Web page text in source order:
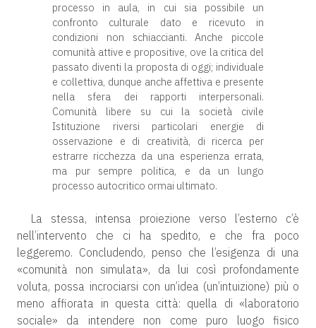
processo in aula, in cui sia possibile un
confronto culturale dato e ricevuto in
condizioni non schiaccianti. Anche piccole
comunità attive e propositive, ove la critica del
passato diventi la proposta di oggi; individuale
e collettiva, dunque anche affettiva e presente
nella sfera dei rapporti interpersonali.
Comunità libere su cui la società civile
Istituzione riversi particolari energie di
osservazione e di creatività, di ricerca per
estrarre ricchezza da una esperienza errata,
ma pur sempre politica, e da un lungo
processo autocritico ormai ultimato.
La stessa, intensa proiezione verso l’esterno c’è
nell’intervento che ci ha spedito, e che fra poco
leggeremo. Concludendo, penso che l’esigenza di una
«comunità non simulata», da lui così profondamente
voluta, possa incrociarsi con un’idea (un’intuizione) più o
meno affiorata in questa città: quella di «laboratorio
sociale» da intendere non come puro luogo fisico